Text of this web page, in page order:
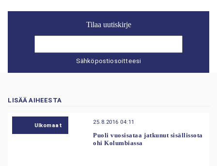
Tilaa uutiskirje
Sähköpostiosoitteesi
LISÄÄ AIHEESTA
Ulkomaat 25.8.2016 04:11
Puoli vuosisataa jatkunut sisällissota
ohi Kolumbiassa